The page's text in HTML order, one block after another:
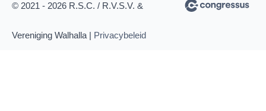
© 2021 - 2026 R.S.C. / R.V.S.V. &
Vereniging Walhalla | Privacybeleid